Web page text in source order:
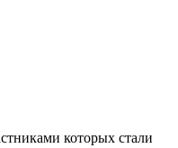
которых стали